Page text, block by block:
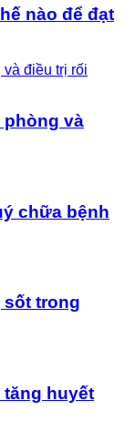
nào để đạt
phòng và
chữa bệnh
sốt trong
huyết